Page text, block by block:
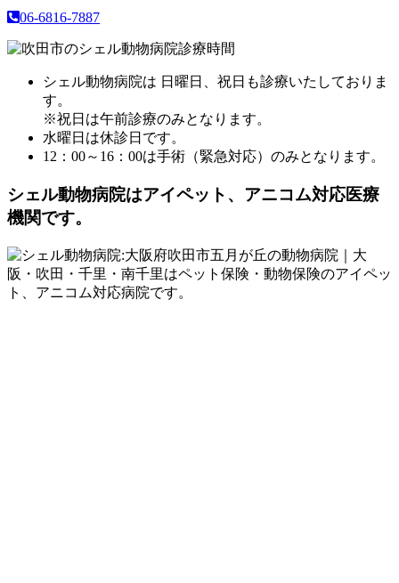
06-6816-7887
シェル動物病院は 日曜日、祝日も診療いたしておりま
す。
※祝日は午前診療のみとなります。
水曜日は休診日です。
12：00～16：00は手術（緊急対応）のみとなります。
シェル動物病院はアイペット、アニコム対応医療
機関です。